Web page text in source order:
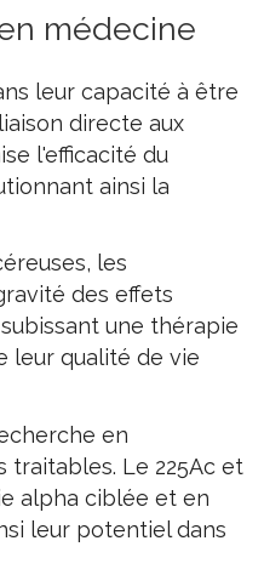
médecine
leur capacité à être
directe aux
l'efficacité du
ainsi la
les
des effets
une thérapie
leur qualité de vie
en
traitables. Le 225Ac et
alpha ciblée et en
leur potentiel dans